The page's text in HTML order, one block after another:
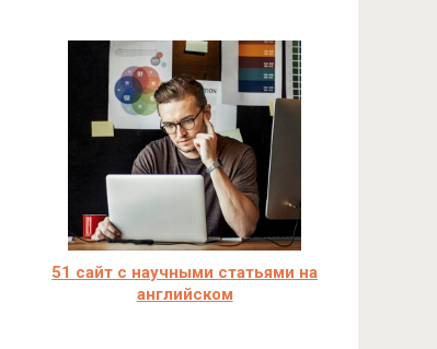
51 сайт с научными статьями на
английском